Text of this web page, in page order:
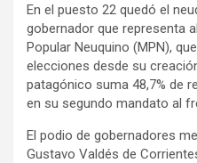
En el puesto 22 quedó el
gobernador que representa
Popular Neuquino (MPN),
elecciones desde su
patagónico suma 48,7% de
en su segundo mandato al
El podio de gobernadores
Gustavo Valdés de